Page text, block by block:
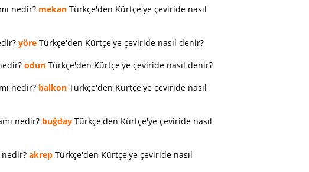
nedir? mekan Türkçe'den Kürtçe'ye çeviride nasıl
yöre Türkçe'den Kürtçe'ye çeviride nasıl denir?
odun Türkçe'den Kürtçe'ye çeviride nasıl denir?
nedir? balkon Türkçe'den Kürtçe'ye çeviride nasıl
nedir? buğday Türkçe'den Kürtçe'ye çeviride nasıl
akrep Türkçe'den Kürtçe'ye çeviride nasıl